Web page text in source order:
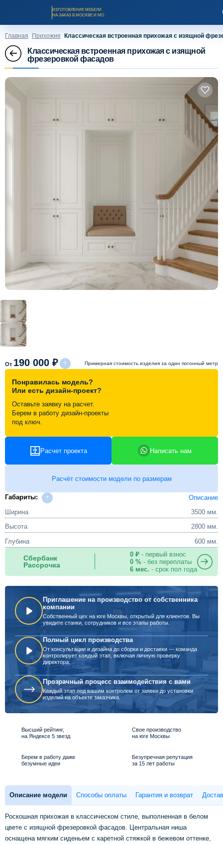
ИЗГОТОВЛЕНИЕ МЕБЕЛИ
НА ЗАКАЗ В МОСКВЕ И МО
Каталог мебели на заказ
Рассрочка и кредит
Акции и скидки
Портфолио
Видеоотзывы
Контакты
Главная Прихожие Классическая встроенная прихожая с изящной
Классическая встроенная прихожая с изящной
фрезеровкой фасадов
От 190 000 ₽ Примерная стоимость изделия за один погонный метр
Понравилась модель?
Или есть дизайн-проект?
Оставьте заявку на расчет.
Берем в работу дизайн-проекты
под ключ.
Расчет проекта Написать нам
Расчёт стоимости модели по размерам
Габариты:
Описание
Ширина
3500 мм.
Высота
2800 мм.
Глубина
600 мм.
Сбербанк
Рассрочка
0 ₽- первый взнос
0 %- без переплаты
6 мес. - срок пол года
Приглашение на производство от собственника
компании
Собственный цех на юге Москвы, открытый для клиентов. Вы
увидите станки, сотрудников и все этапы работы.
Полный цикл производства
От консультации и дизайна до сборки и доставки — команда
контролирует каждый этап, включая личную проверку
директора.
Прозрачный процесс взаимодействия с вами
Каждый этап под вашим контролем от заявки до установки
изделий на объекте заказчика.
Высший рейтинг,
на Яндексе 5 звезд
Свое производство
на юге Москвы
Берем в работу даже
безумные идеи
Безупречная репутация
за 15 лет работы
Описание модели Способы оплаты Гарантия и возврат
Роскошная прихожая в классическом стиле, выполненная в белом
цвете с изящной фрезеровкой фасадов. Центральная ниша
оснащена мягким сиденьем с каретной стяжкой в бежевом оттенке,